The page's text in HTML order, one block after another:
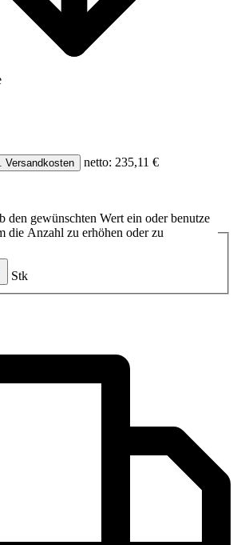
Versandkosten netto: 235,11 €
den gewünschten Wert ein oder benutze
die Anzahl zu erhöhen oder zu
Stk